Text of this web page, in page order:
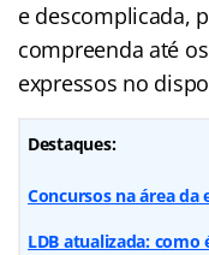
e descomplicada,
compreenda até
expressos no
Destaques:
Concursos na área da
LDB atualizada: como